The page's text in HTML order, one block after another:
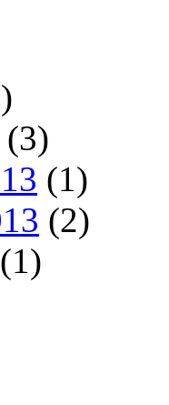
(3)
(1)
(2)
(1)